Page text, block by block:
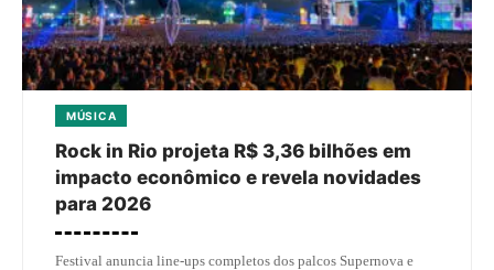
MÚSICA
Rock in Rio projeta R$ 3,36 bilhões em
impacto econômico e revela novidades
para 2026
Festival anuncia line-ups completos dos palcos Supernova e